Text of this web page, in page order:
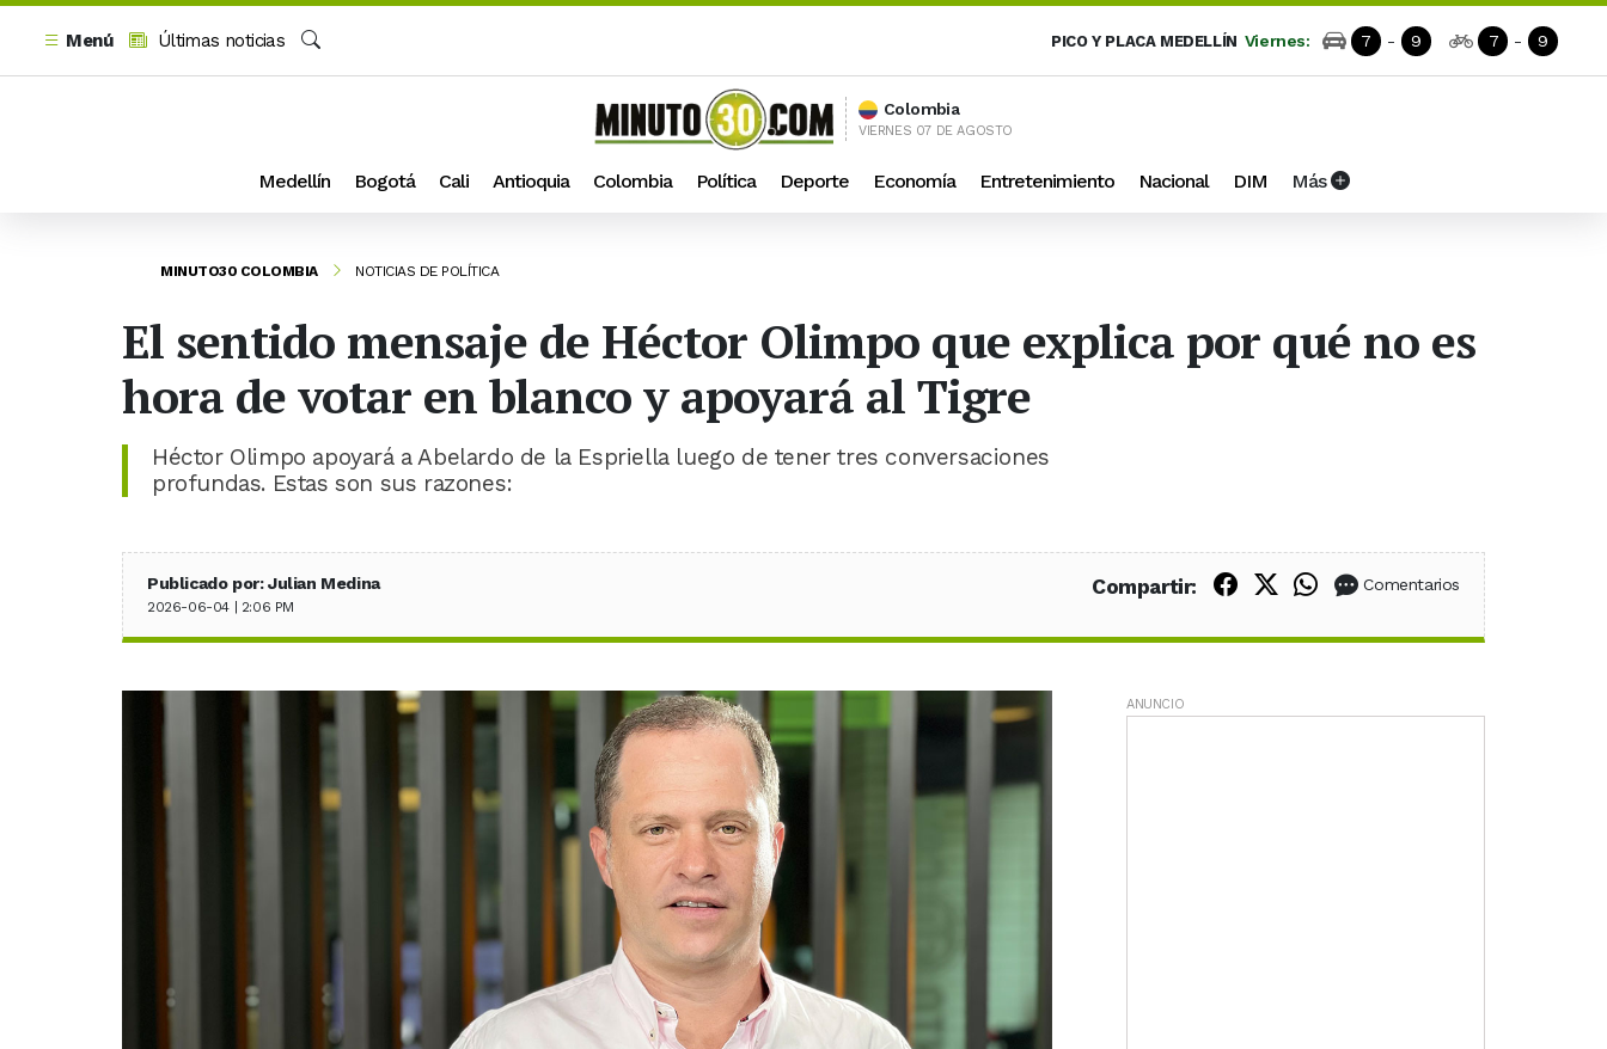
Menú
Últimas noticias
PICO Y PLACA MEDELLÍN Viernes: 7 - 9 7 - 9
Colombia
VIERNES 07 DE AGOSTO
Medellín Bogotá Cali Antioquia Colombia Política Deporte Economía Entretenimiento Nacional DIM Más
MINUTO30 COLOMBIA NOTICIAS DE POLÍTICA
El sentido mensaje de Héctor Olimpo que explica por qué no es
hora de votar en blanco y apoyará al Tigre
Héctor Olimpo apoyará a Abelardo de la Espriella luego de tener tres conversaciones
profundas. Estas son sus razones:
Publicado por: Julian Medina
2026-06-04 | 2:06 PM
Compartir: Compartir en Facebook
Compartir en X (Twitter)
Compartir en WhatsApp
Comentarios
ANUNCIO